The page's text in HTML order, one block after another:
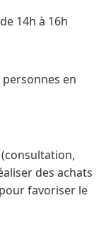
14h à 16h
en
des achats
favoriser le